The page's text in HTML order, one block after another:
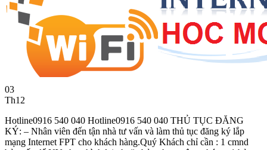
03
Th12
Hotline0916 540 040 Hotline0916 540 040 THỦ TỤC ĐĂNG
KÝ: – Nhân viên đến tận nhà tư vấn và làm thủ tục đăng ký lắp
mạng Internet FPT cho khách hàng.Quý Khách chỉ cần : 1 cmnd